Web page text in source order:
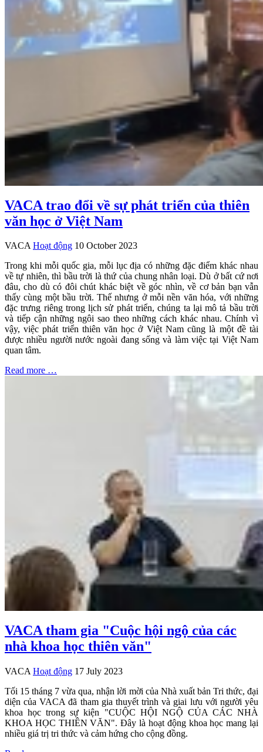
VACA trao đổi về sự phát triển của thiên
văn học ở Việt Nam
VACA Hoạt động 10 October 2023
Trong khi mỗi quốc gia, mỗi lục địa có những đặc điểm khác nhau
về tự nhiên, thì bầu trời là thứ của chung nhân loại. Dù ở bất cứ nơi
đâu, cho dù có đôi chút khác biệt về góc nhìn, về cơ bản bạn vẫn
thấy cùng một bầu trời. Thế nhưng ở mỗi nền văn hóa, với những
đặc trưng riêng trong lịch sử phát triển, chúng ta lại mô tả bầu trời
và tiếp cận những ngôi sao theo những cách khác nhau. Chính vì
vậy, việc phát triển thiên văn học ở Việt Nam cũng là một đề tài
được nhiều người nước ngoài đang sống và làm việc tại Việt Nam
quan tâm.
Read more …
VACA tham gia "Cuộc hội ngộ của các
nhà khoa học thiên văn"
VACA Hoạt động 17 July 2023
Tối 15 tháng 7 vừa qua, nhận lời mời của Nhà xuất bản Tri thức, đại
diện của VACA đã tham gia thuyết trình và giai lưu với người yêu
khoa học trong sự kiện "CUỘC HỘI NGỘ CỦA CÁC NHÀ
KHOA HỌC THIÊN VĂN". Đây là hoạt động khoa học mang lại
nhiều giá trị tri thức và cảm hứng cho cộng đồng.